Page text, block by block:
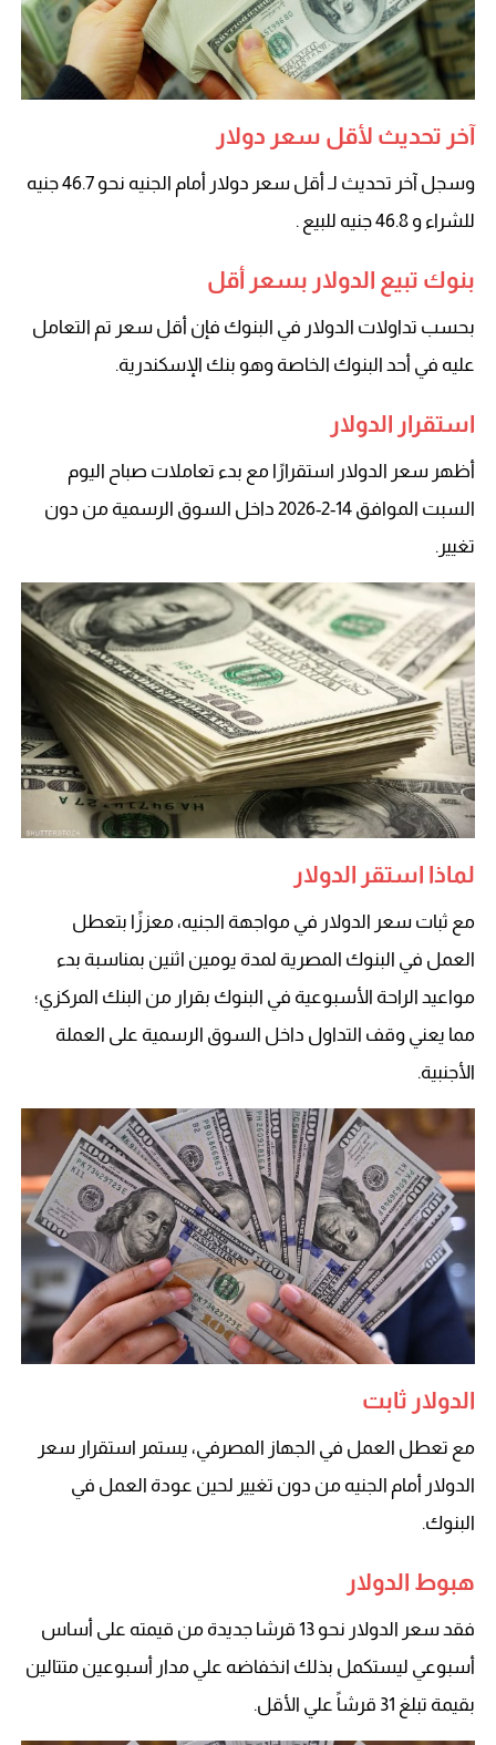
آخر تحديث لأقل سعر دولار
وسجل آخر تحديث لـ أقل سعر دولار أمام الجنيه نحو 46.7 جنيه
للشراء و 46.8 جنيه للبيع .
بنوك تبيع الدولار بسعر أقل
بحسب تداولات الدولار في البنوك فإن أقل سعر تم التعامل
عليه في أحد البنوك الخاصة وهو بنك الإسكندرية.
استقرار الدولار
أظهر سعر الدولار استقرارًا مع بدء تعاملات صباح اليوم
السبت الموافق 14-2-2026 داخل السوق الرسمية من دون
تغيير.
لماذا استقر الدولار
مع ثبات سعر الدولار في مواجهة الجنيه، معززًا بتعطل
العمل في البنوك المصرية لمدة يومين اثنين بمناسبة بدء
مواعيد الراحة الأسبوعية في البنوك بقرار من البنك المركزي؛
مما يعني وقف التداول داخل السوق الرسمية على العملة
الأجنبية.
الدولار ثابت
مع تعطل العمل في الجهاز المصرفي، يستمر استقرار سعر
الدولار أمام الجنيه من دون تغيير لحين عودة العمل في
البنوك.
هبوط الدولار
فقد سعر الدولار نحو 13 قرشا جديدة من قيمته على أساس
أسبوعي ليستكمل بذلك انخفاضه علي مدار أسبوعين متتالين
بقيمة تبلغ 31 قرشاً علي الأقل.